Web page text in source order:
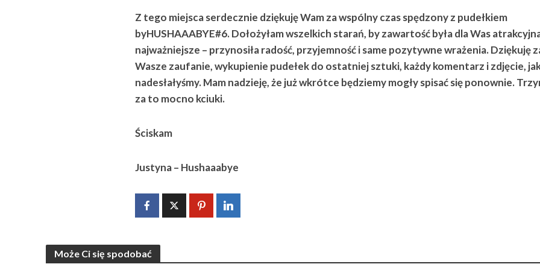
Z tego miejsca serdecznie dziękuję Wam za wspólny czas spędzony z pudełkiem
byHUSHAAABYE#6. Dołożyłam wszelkich starań, by zawartość była dla Was
najważniejsze – przynosiła radość, przyjemność i same pozytywne wrażenia. Dziękuję
Wasze zaufanie, wykupienie pudełek do ostatniej sztuki, każdy komentarz i zdjęcie,
nadesłałyśmy. Mam nadzieję, że już wkrótce będziemy mogły spisać się ponownie.
za to mocno kciuki.
Ściskam
Justyna – Hushaaabye
Może Ci się spodobać